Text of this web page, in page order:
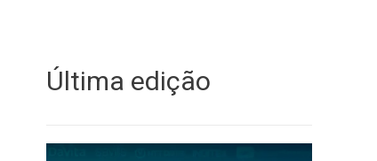
Última edição